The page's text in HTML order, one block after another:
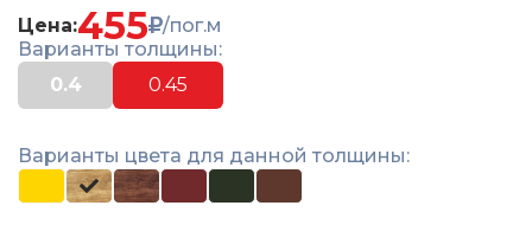
Цена:455
/пог.м
Варианты толщины:
0.4
0.45
Варианты цвета для данной толщины: